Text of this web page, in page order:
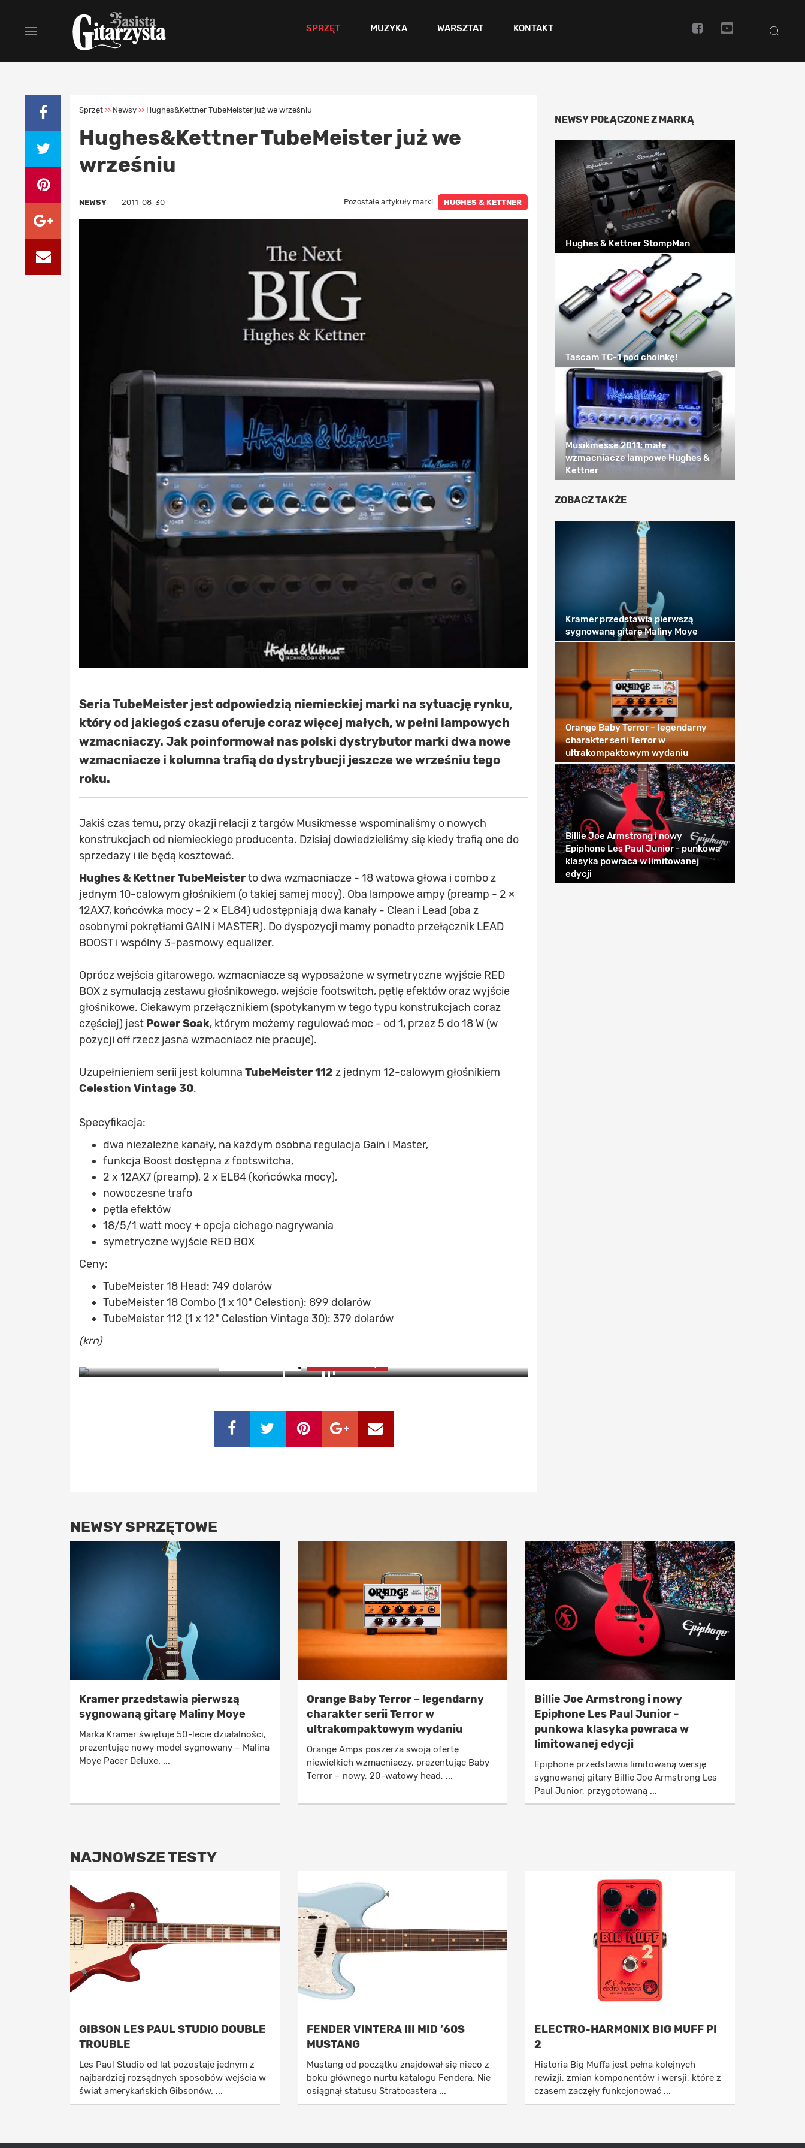
SPRZĘT MUZYKA WARSZTAT KONTAKT
Sprzęt >> Newsy >> Hughes&Kettner TubeMeister już we wrześniu
Hughes&Kettner TubeMeister już we
wrześniu
NEWSY 2011-08-30 Pozostałe artykuły marki HUGHES & KETTNER
Seria TubeMeister jest odpowiedzią niemieckiej marki na sytuację rynku,
który od jakiegoś czasu oferuje coraz więcej małych, w pełni lampowych
wzmacniaczy. Jak poinformował nas polski dystrybutor marki dwa nowe
wzmacniacze i kolumna trafią do dystrybucji jeszcze we wrześniu tego
roku.
Jakiś czas temu, przy okazji relacji z targów Musikmesse wspominaliśmy o nowych
konstrukcjach od niemieckiego producenta. Dzisiaj dowiedzieliśmy się kiedy trafią one do
sprzedaży i ile będą kosztować.
Hughes & KettnerTubeMeisterto dwa wzmacniacze - 18 watowa głowa i combo z
jednym 10-calowym głośnikiem (o takiej samej mocy). Oba lampowe ampy (preamp - 2 ×
12AX7, końcówka mocy - 2 × EL84) udostępniają dwa kanały - Clean i Lead (oba z
osobnymi pokrętłami GAIN i MASTER). Do dyspozycji mamy ponadto przełącznik LEAD
BOOST i wspólny 3-pasmowy equalizer.
Oprócz wejścia gitarowego, wzmacniacze są wyposażone w symetryczne wyjście RED
BOX z symulacją zestawu głośnikowego, wejście footswitch, pętlę efektów oraz wyjście
głośnikowe. Ciekawym przełącznikiem (spotykanym w tego typu konstrukcjach coraz
częściej) jest Power Soak, którym możemy regulować moc - od 1, przez 5 do 18 W (w
pozycji off rzecz jasna wzmacniacz nie pracuje).
Uzupełnieniem serii jest kolumna TubeMeister 112 z jednym 12-calowym głośnikiem
Celestion Vintage 30.
Specyfikacja:
dwa niezależne kanały, na każdym osobna regulacja Gain i Master,
funkcja Boost dostępna z footswitcha,
2 x 12AX7 (preamp), 2 x EL84 (końcówka mocy),
nowoczesne trafo
pętla efektów
18/5/1 watt mocy + opcja cichego nagrywania
symetryczne wyjście RED BOX
Ceny:
TubeMeister 18 Head: 749 dolarów
TubeMeister 18 Combo (1 x 10" Celestion): 899 dolarów
TubeMeister 112 (1 x 12" Celestion Vintage 30): 379 dolarów
(krn)
2
NEWSY POŁĄCZONE Z MARKĄ
Hughes & Kettner StompMan
Tascam TC-1 pod choinkę!
Musikmesse 2011: małe
wzmacniacze lampowe Hughes &
Kettner
ZOBACZ TAKŻE
Kramer przedstawia pierwszą
sygnowaną gitarę Maliny Moye
Orange Baby Terror – legendarny
charakter serii Terror w
ultrakompaktowym wydaniu
Billie Joe Armstrong i nowy
Epiphone Les Paul Junior - punkowa
klasyka powraca w limitowanej
edycji
NEWSY SPRZĘTOWE
Kramer przedstawia pierwszą
sygnowaną gitarę Maliny Moye
Marka Kramer świętuje 50-lecie działalności,
prezentując nowy model sygnowany – Malina
Moye Pacer Deluxe. ...
Orange Baby Terror – legendarny
charakter serii Terror w
ultrakompaktowym wydaniu
Orange Amps poszerza swoją ofertę
niewielkich wzmacniaczy, prezentując Baby
Terror – nowy, 20-watowy head, ...
Billie Joe Armstrong i nowy
Epiphone Les Paul Junior -
punkowa klasyka powraca w
limitowanej edycji
Epiphone przedstawia limitowaną wersję
sygnowanej gitary Billie Joe Armstrong Les
Paul Junior, przygotowaną ...
NAJNOWSZE TESTY
GIBSON LES PAUL STUDIO DOUBLE
TROUBLE
Les Paul Studio od lat pozostaje jednym z
najbardziej rozsądnych sposobów wejścia w
świat amerykańskich Gibsonów. ...
FENDER VINTERA III MID ’60S
MUSTANG
Mustang od początku znajdował się nieco z
boku głównego nurtu katalogu Fendera. Nie
osiągnął statusu Stratocastera ...
ELECTRO-HARMONIX BIG MUFF PI
2
Historia Big Muffa jest pełna kolejnych
rewizji, zmian komponentów i wersji, które z
czasem zaczęły funkcjonować ...